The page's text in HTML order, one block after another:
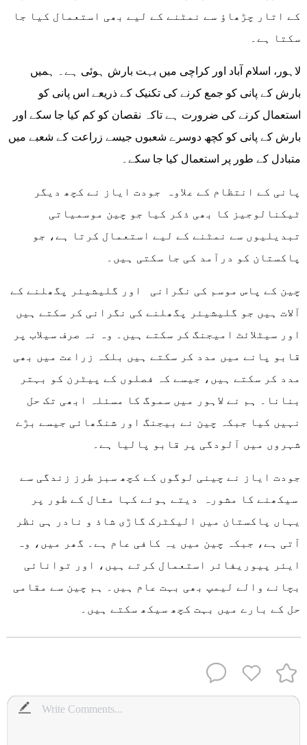
کے اتار چڑھاؤ سے نمٹنے کے لیے بھی استعمال کیا جا
سکتا ہے۔
لاہور، اسلام آباد اور کراچی میں بہت بارش ہوئی ہے۔ ہمیں
بارش کے پانی کو جمع کرنے کی تکنیک کے ذریعے اس پانی کو
استعمال کرنے کی ضرورت ہے تاکہ نقصان کو کم کیا جا سکے اور
بارش کے پانی کو کچھ دوسرے شعبوں جیسے زراعت کے شعبے میں
متبادل کے طور پر استعمال کیا جا سکے۔
پانی کے انتظام کے علاوہ جودت ایاز نے کچھ دیگر
ٹیکنالوجیز کا بھی ذکر کیا جو چین موسمیاتی
تبدیلیوں سے نمٹنے کے لیے استعمال کرتا ہے، جو
پاکستان کو درآمد کی جا سکتی ہیں۔
آلات ہیں جو گلیشیئر پگھلنے کی نگرانی کر سکتے ہیں
اور سیٹلائٹ امیجنگ کر سکتے ہیں۔ وہ نہ صرف سیلاب پر
قابو پانے میں مدد کر سکتے ہیں بلکہ زراعت میں بھی
مدد کر سکتے ہیں، جیسے کہ فصلوں کے پیٹرن کو بہتر
بنانا۔ ہم نے لاہور میں سموگ کا مسئلہ ابھی تک حل
نہیں کیا جبکہ چین نے بیجنگ اور شنگھائی جیسے بڑے
شہروں میں آلودگی پر قابو پالیا ہے۔
جودت ایاز نے چینی لوگوں کے کچھ سبز طرز زندگی سے
سیکھنے کا مشورہ دیتے ہوئے کہا مثال کے طور پر
یہاں پاکستان میں الیکٹرک گاڑی شاذ و نادر ہی نظر
آتی ہے، جبکہ چین میں یہ کافی عام ہے۔ گھر میں، وہ
ایئر پیوریفائر استعمال کرتے ہیں، اور توانائی
بچانے والے لیمپ بھی بہت عام ہیں۔ ہم چین سے مقامی
حل کے بارے میں بہت کچھ سیکھ سکتے ہیں۔